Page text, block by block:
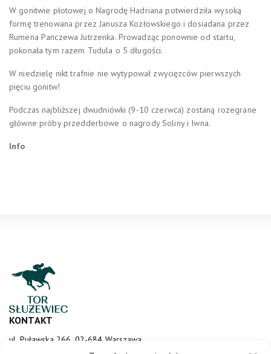
W gonitwie płotowej o Nagrodę Hadriana potwierdziła wysoką
formę trenowana przez Janusza Kozłowskiego i dosiadana przez
Rumena Panczewa Jutrzenka. Prowadząc ponownie od startu,
pokonała tym razem Tudula o 5 długości.
W niedzielę nikt trafnie nie wytypował zwycięzców pierwszych
pięciu gonitw!
Podczas najbliższej dwudniówki (9-10 czerwca) zostaną rozegrane
główne próby przedderbowe o nagrody Soliny i Iwna.
Info
KONTAKT
ul. Puławska 266, 02-684 Warszawa